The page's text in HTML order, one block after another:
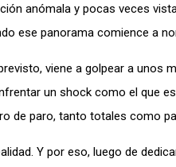
anómala y pocas veces
ese panorama comience a
viene a golpear a unos
un shock como el que
de paro, tanto totales como
Y por eso, luego de